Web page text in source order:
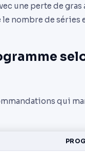
une perte de gras
nombre de séries
qui